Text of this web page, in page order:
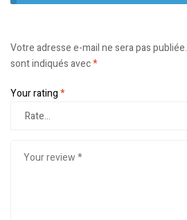
Votre adresse e-mail ne sera pas publiée.
sont indiqués avec*
Your rating*